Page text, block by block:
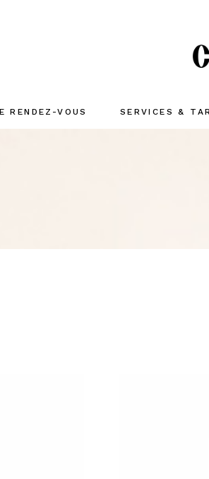
RENDEZ-VOUS SERVICES &